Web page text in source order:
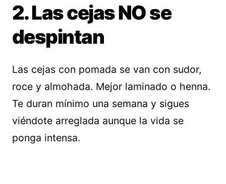
2. Las cejas NO se
despintan
Las cejas con pomada se van con sudor,
roce y almohada. Mejor laminado o henna.
Te duran mínimo una semana y sigues
viéndote arreglada aunque la vida se
ponga intensa.